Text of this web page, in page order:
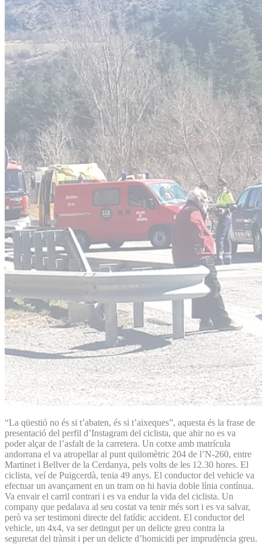
“La qüestió no és si t’abaten, és si t’aixeques”, aquesta és la frase de
presentació del perfil d’Instagram del ciclista, que ahir no es va
poder alçar de l’asfalt de la carretera. Un cotxe amb matrícula
andorrana el va atropellar al punt quilomètric 204 de l’N-260, entre
Martinet i Bellver de la Cerdanya, pels volts de les 12.30 hores. El
ciclista, veí de Puigcerdà, tenia 49 anys. El conductor del vehicle va
efectuar un avançament en un tram on hi havia doble línia contínua.
Va envair el carril contrari i es va endur la vida del ciclista. Un
company que pedalava al seu costat va tenir més sort i es va salvar,
però va ser testimoni directe del fatídic accident. El conductor del
vehicle, un 4x4, va ser detingut per un delicte greu contra la
seguretat del trànsit i per un delicte d’homicidi per imprudència greu.